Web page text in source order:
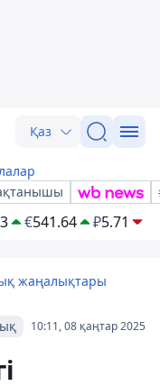
Қаз
€541.64 ₽5.71
жаңалықтары
10:11, 08 қаңтар 2025